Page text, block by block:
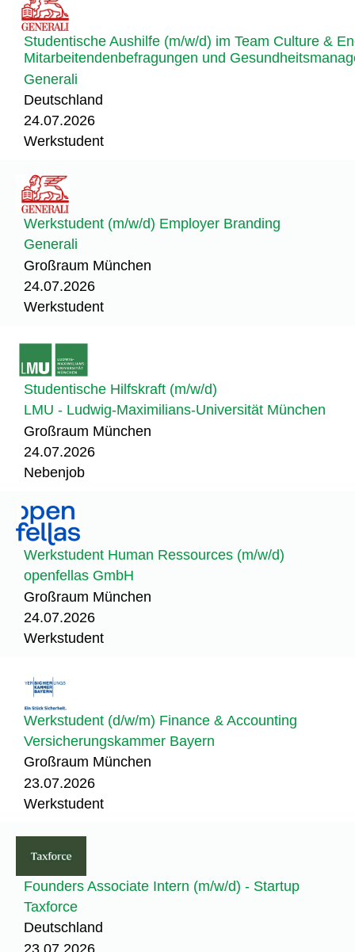
Studentische Aushilfe (m/w/d) im Team Culture &
Mitarbeitendenbefragungen und
Generali
Deutschland
24.07.2026
Werkstudent
Werkstudent (m/w/d) Employer Branding
Generali
Großraum München
24.07.2026
Werkstudent
Studentische Hilfskraft (m/w/d)
LMU - Ludwig-Maximilians-Universität München
Großraum München
24.07.2026
Nebenjob
Werkstudent Human Ressources (m/w/d)
openfellas GmbH
Großraum München
24.07.2026
Werkstudent
Werkstudent (d/w/m) Finance & Accounting
Versicherungskammer Bayern
Großraum München
23.07.2026
Werkstudent
Founders Associate Intern (m/w/d) - Startup
Taxforce
Deutschland
23.07.2026